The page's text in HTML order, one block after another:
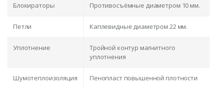
Блокираторы Противосъёмные диаметром 10 мм.
Петли Каплевидные диаметром 22 мм.
Уплотнение
Тройной контур магнитного
уплотнения
Шумотеплоизоляция Пенопласт повышенной плотности